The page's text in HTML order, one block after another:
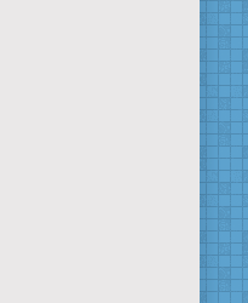
Маленький
Кришна